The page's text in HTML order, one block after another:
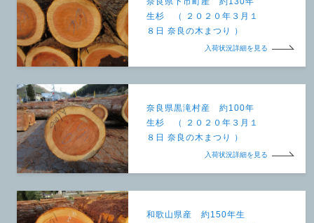
生杉 （ ２０２０年３月１
８日 奈良の木まつり ）
入荷状況詳細を見る
奈良県黒滝村産 約100年
生杉 （ ２０２０年３月１
８日 奈良の木まつり ）
入荷状況詳細を見る
和歌山県産 約150年生